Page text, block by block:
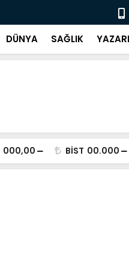
“Ketenci
DÜNYA SAĞLIK
000,00 BİST 00.000